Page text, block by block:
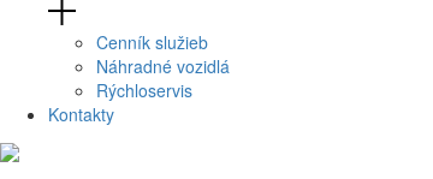
Cenník služieb
Náhradné vozidlá
Rýchloservis
Kontakty